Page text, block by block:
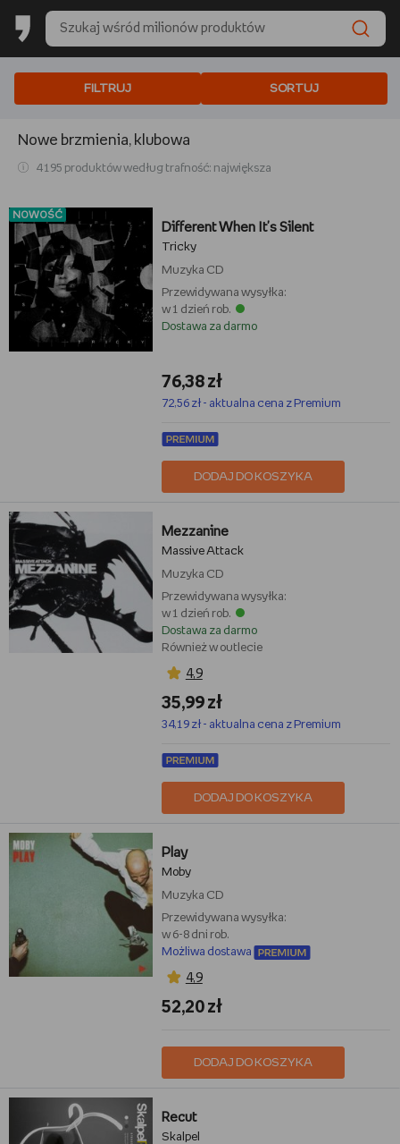
FILTRUJ SORTUJ
Nowe brzmienia, klubowa
4 195 produktów według trafność: największa
NOWOŚĆ
Different When It's Silent
Tricky
Muzyka CD
Przewidywana wysyłka:
w 1 dzień rob.
Dostawa za darmo
76,38 zł
72,56 zł - aktualna cena z Premium
DODAJ DO KOSZYKA
Mezzanine
Massive Attack
Muzyka CD
Przewidywana wysyłka:
w 1 dzień rob.
Dostawa za darmo
Również w outlecie
4,9
35,99 zł
34,19 zł - aktualna cena z Premium
DODAJ DO KOSZYKA
Play
Moby
Muzyka CD
Przewidywana wysyłka:
w 6-8 dni rob.
Możliwa dostawa
4,9
52,20 zł
DODAJ DO KOSZYKA
Recut
Skalpel